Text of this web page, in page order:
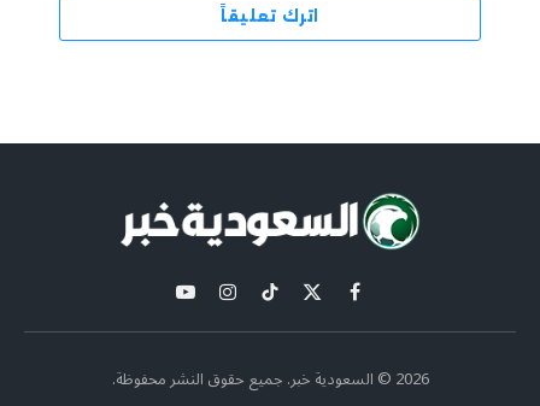
اترك تعليقاً
فيسبوك
X
(Twitter)
تيكتوكالانستغراميوتيوب
2026 © السعودية خبر. جميع حقوق النشر محفوظة.